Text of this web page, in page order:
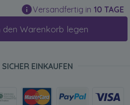
Versandfertig in 10 TAGE
den Warenkorb legen
EINKAUFEN